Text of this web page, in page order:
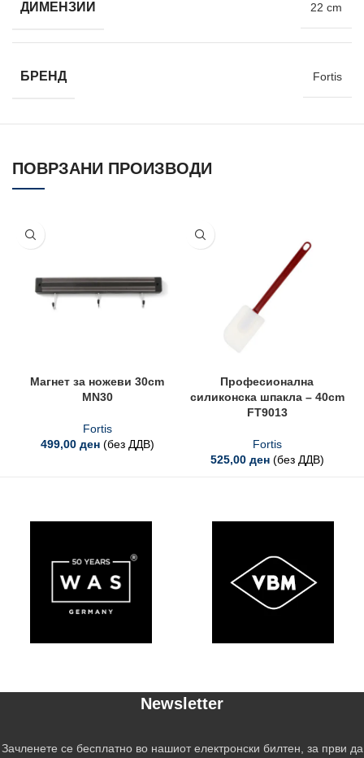
ДИМЕНЗИИ 22 cm
БРЕНД Fortis
ПОВРЗАНИ ПРОИЗВОДИ
Магнет за ножеви 30cm
MN30
Fortis
499,00 ден (без ДДВ)
Професионална
силиконска шпакла – 40cm
FT9013
Fortis
525,00 ден (без ДДВ)
Newsletter
Зачленете се бесплатно во нашиот електронски билтен, за први да